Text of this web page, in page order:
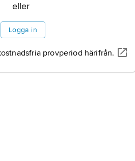
eller
Logga in
provperiod härifrån.